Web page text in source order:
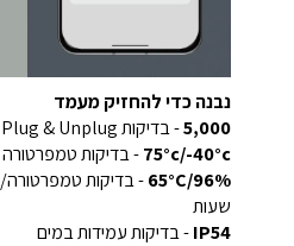
נבנה כדי להחזיק מעמד
5,000- בדיקות Plug & Unplug עבור יציאת הטעינה
75°c/-40°c- בדיקות טמפרטורה
65°C/96%
שעות
IP54- בדיקות עמידות במים